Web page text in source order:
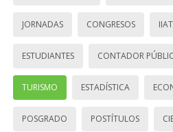
JORNADAS CONGRESOS
ESTUDIANTES CONTADOR
TURISMO ESTADÍSTICA
POSGRADO POSTÍTULOS